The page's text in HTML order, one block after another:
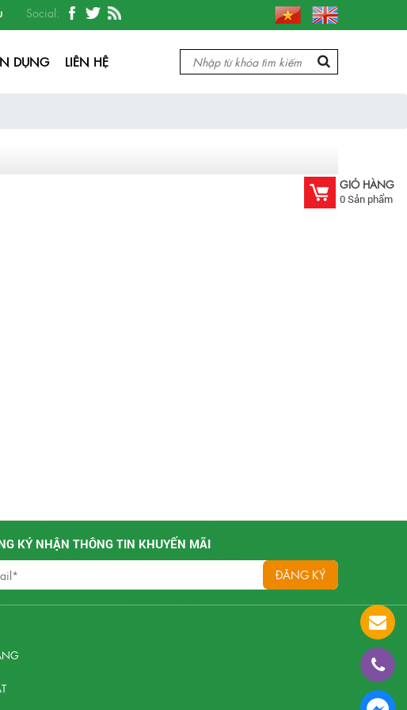
xuất thức ăn thủy sản, dây chuyền sản xuất thực phẩm, bao bì, nước uống,
Social:
DỤNG LIÊN HỆ
GIỎ HÀNG
0Sản phẩm
KÝ NHẬN THÔNG TIN KHUYẾN MÃI